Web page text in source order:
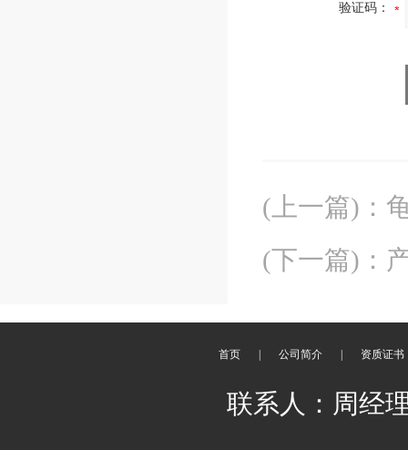
验证码：
(上一篇) ：
(下一篇) ：
首页 公司简介 资质证书
联系人：周经